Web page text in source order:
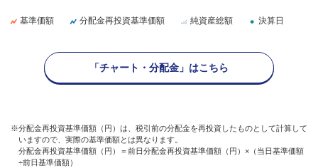
基準価額 分配金再投資基準価額 純資産総額 決算日
「チャート・分配金」はこちら
※分配金再投資基準価額（円）は、税引前の分配金を再投資したものとして計算して
いますので、実際の基準価額とは異なります。
分配金再投資基準価額（円）＝前日分配金再投資基準価額（円）×（当日基準価額
÷前日基準価額）